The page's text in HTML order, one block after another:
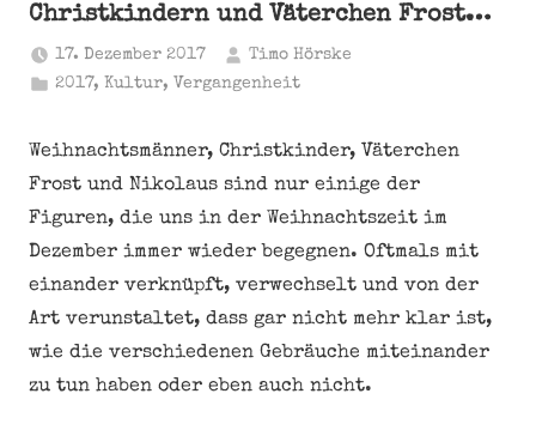
Christkindern und Väterchen Frost…
17. Dezember 2017
Timo Hörske
2017, Kultur, Vergangenheit
Weihnachtsmänner, Christkinder, Väterchen
Frost und Nikolaus sind nur einige der
Figuren, die uns in der Weihnachtszeit im
Dezember immer wieder begegnen. Oftmals mit
einander verknüpft, verwechselt und von der
Art verunstaltet, dass gar nicht mehr klar ist,
wie die verschiedenen Gebräuche miteinander
zu tun haben oder eben auch nicht.